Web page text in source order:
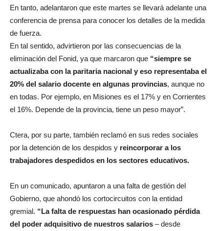
En tanto, adelantaron que este martes se llevará adelante una
conferencia de prensa para conocer los detalles de la medida
de fuerza.
En tal sentido, advirtieron por las consecuencias de la
eliminación del Fonid, ya que marcaron que “siempre se
actualizaba con la paritaria nacional y eso representaba el
20% del salario docente en algunas provincias, aunque no
en todas. Por ejemplo, en Misiones es el 17% y en Corrientes
el 16%. Depende de la provincia, tiene un peso mayor”.
Ctera, por su parte, también reclamó en sus redes sociales
por la detención de los despidos y reincorporar a los
trabajadores despedidos en los sectores educativos.
En un comunicado, apuntaron a una falta de gestión del
Gobierno, que ahondó los cortocircuitos con la entidad
gremial. “La falta de respuestas han ocasionado pérdida
del poder adquisitivo de nuestros salarios – desde